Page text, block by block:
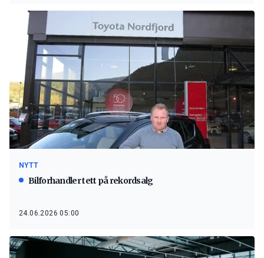
NYTT
Bilforhandler tett på rekordsalg
24.06.2026 05:00